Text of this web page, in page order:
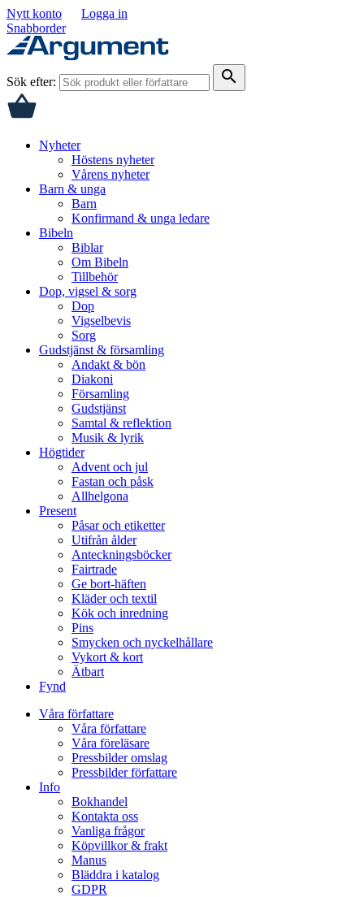
Nytt konto
Logga in
Snabborder
Sök efter: search
Nyheter
Höstens nyheter
Vårens nyheter
Barn & unga
Barn
Konfirmand & unga ledare
Bibeln
Biblar
Om Bibeln
Tillbehör
Dop, vigsel & sorg
Dop
Vigselbevis
Sorg
Gudstjänst & församling
Andakt & bön
Diakoni
Församling
Gudstjänst
Samtal & reflektion
Musik & lyrik
Högtider
Advent och jul
Fastan och påsk
Allhelgona
Present
Påsar och etiketter
Utifrån ålder
Anteckningsböcker
Fairtrade
Ge bort-häften
Kläder och textil
Kök och inredning
Pins
Smycken och nyckelhållare
Vykort & kort
Ätbart
Fynd
Våra författare
Våra författare
Våra föreläsare
Pressbilder omslag
Pressbilder författare
Info
Bokhandel
Kontakta oss
Vanliga frågor
Köpvillkor & frakt
Manus
Bläddra i katalog
GDPR